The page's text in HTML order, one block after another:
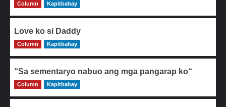
0
Column Kapitbahay
Love ko si Daddy
0
Column Kapitbahay
“Sa sementaryo nabuo ang mga pangarap ko“
0
Column Kapitbahay